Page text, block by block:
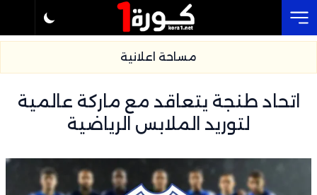
مساحة اعلانية
اتحاد طنجة يتعاقد مع ماركة عالمية
لتوريد الملابس الرياضية